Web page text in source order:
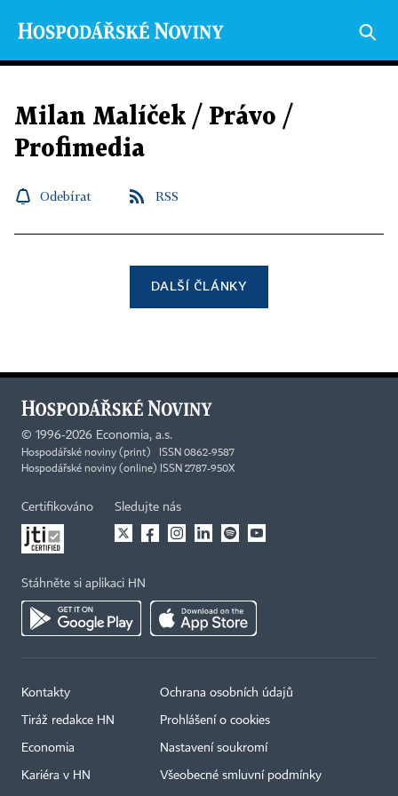
Milan Malíček / Právo /
Profimedia
Odebírat RSS
DALŠÍ ČLÁNKY
© 1996-2026 Economia, a.s.
Hospodářské noviny (print) ISSN 0862-9587
Hospodářské noviny (online) ISSN 2787-950X
Certifikováno Sledujte nás
Stáhněte si aplikaci HN
Kontakty
Tiráž redakce HN
Economia
Kariéra v HN
Ochrana osobních údajů
Prohlášení o cookies
Nastavení soukromí
Všeobecné smluvní podmínky